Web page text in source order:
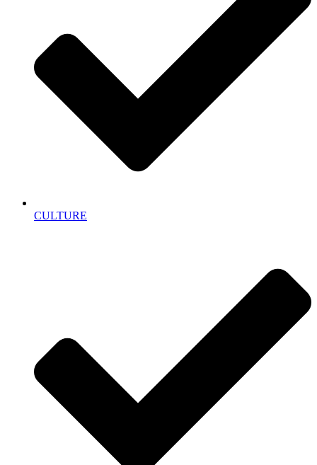
CULTURE